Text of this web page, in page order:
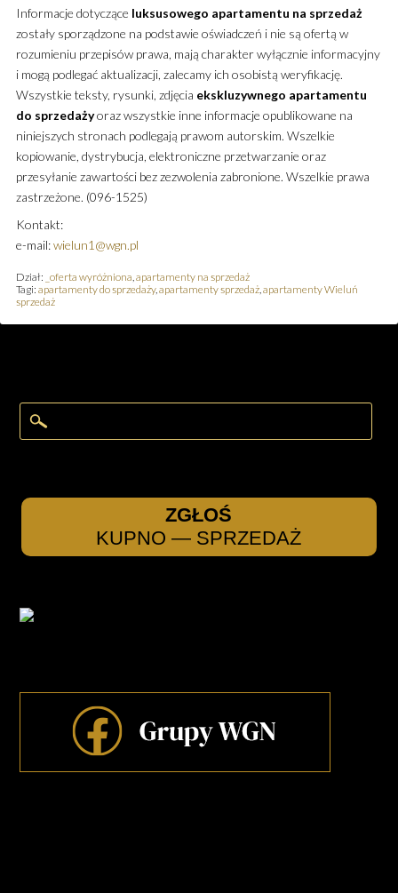
Informacje dotyczące luksusowego apartamentu na sprzedaż
zostały sporządzone na podstawie oświadczeń i nie są ofertą w
rozumieniu przepisów prawa, mają charakter wyłącznie informacyjny
i mogą podlegać aktualizacji, zalecamy ich osobistą weryfikację.
Wszystkie teksty, rysunki, zdjęcia ekskluzywnego apartamentu
do sprzedażyoraz wszystkie inne informacje opublikowane na
niniejszych stronach podlegają prawom autorskim. Wszelkie
kopiowanie, dystrybucja, elektroniczne przetwarzanie oraz
przesyłanie zawartości bez zezwolenia zabronione. Wszelkie prawa
zastrzeżone. (096-1525)
Kontakt:
e-mail:wielun1@wgn.pl
Dział: _oferta wyróżniona apartamenty na sprzedaż
Tagi: apartamenty do sprzedaży, apartamenty sprzedaż, apartamenty Wieluń
sprzedaż
ZGŁOŚ
KUPNO — SPRZEDAŻ